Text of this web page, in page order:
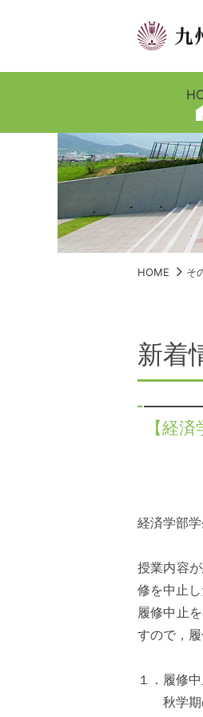
HOME そ
新着
【経
経済学部
授業内容
修を中止
履修中止
すので，
１．履修
秋学期の